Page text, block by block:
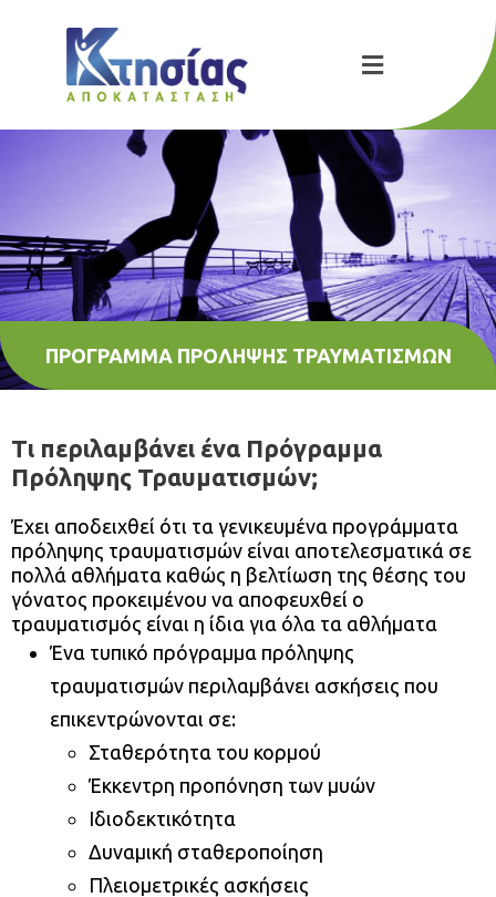
ΠΡΌΓΡΑΜΜΑ ΠΡΌΛΗΨΗΣ ΤΡΑΥΜΑΤΙΣΜΏΝ
Τι περιλαμβάνει ένα Πρόγραμμα
Πρόληψης Τραυματισμών;
Έχει αποδειχθεί ότι τα γενικευμένα προγράμματα
πρόληψης τραυματισμών είναι αποτελεσματικά σε
πολλά αθλήματα καθώς η βελτίωση της θέσης του
γόνατος προκειμένου να αποφευχθεί ο
τραυματισμός είναι η ίδια για όλα τα αθλήματα
Ένα τυπικό πρόγραμμα πρόληψης
τραυματισμών περιλαμβάνει ασκήσεις που
επικεντρώνονται σε:
Σταθερότητα του κορμού
Έκκεντρη προπόνηση των μυών
Ιδιοδεκτικότητα
Δυναμική σταθεροποίηση
Πλειομετρικές ασκήσεις